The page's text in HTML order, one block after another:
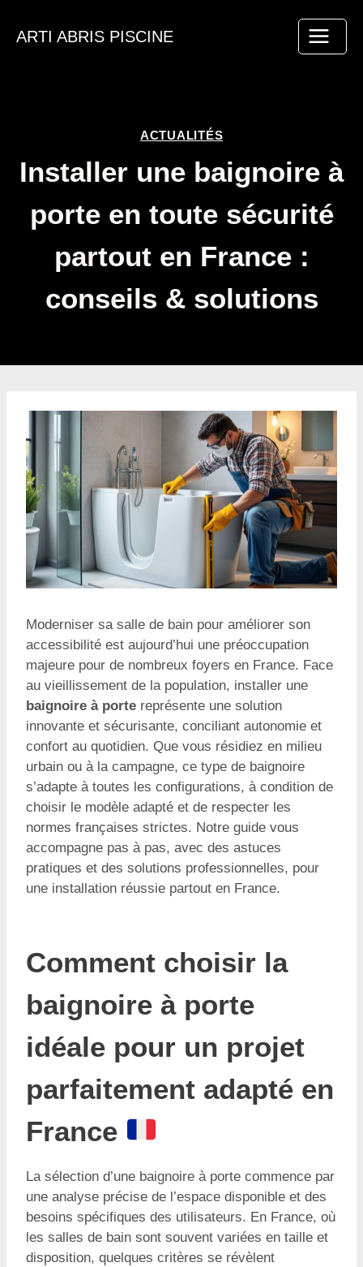
ARTI ABRIS PISCINE
ACTUALITÉS
Installer une baignoire à
porte en toute sécurité
partout en France :
conseils & solutions
Moderniser sa salle de bain pour améliorer son
accessibilité est aujourd’hui une préoccupation
majeure pour de nombreux foyers en France. Face
au vieillissement de la population, installer une
baignoire à porte représente une solution
innovante et sécurisante, conciliant autonomie et
confort au quotidien. Que vous résidiez en milieu
urbain ou à la campagne, ce type de baignoire
s’adapte à toutes les configurations, à condition de
choisir le modèle adapté et de respecter les
normes françaises strictes. Notre guide vous
accompagne pas à pas, avec des astuces
pratiques et des solutions professionnelles, pour
une installation réussie partout en France.
Comment choisir la
baignoire à porte
idéale pour un projet
parfaitement adapté en
France
La sélection d’une baignoire à porte commence par
une analyse précise de l’espace disponible et des
besoins spécifiques des utilisateurs. En France, où
les salles de bain sont souvent variées en taille et
disposition, quelques critères se révèlent